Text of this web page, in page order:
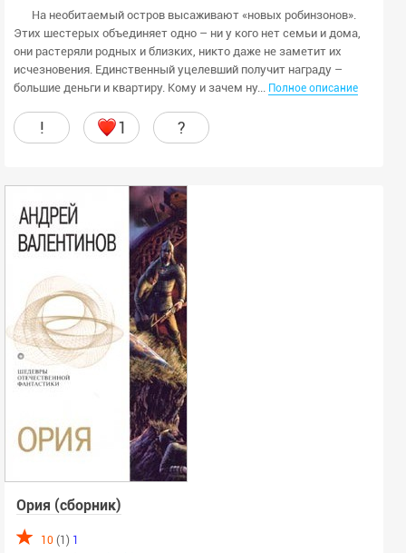
На необитаемый остров высаживают «новых робинзонов».
Этих шестерых объединяет одно – ни у кого нет семьи и дома,
они растеряли родных и близких, никто даже не заметит их
исчезновения. Единственный уцелевший получит награду –
большие деньги и квартиру. Кому и зачем ну...
Полное описание
! 1 ?
Ория (сборник)
10 (1) 1